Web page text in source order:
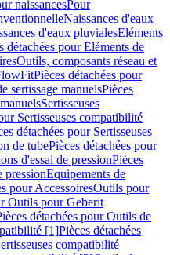
naissancesPour
Naissances d'eaux
d'eaux pluvialesEléments
détachées pour Eléments de
Outils, composants réseau et
Pièces détachées pour
sertissage manuelsPièces
Sertisseuses
Sertisseuses compatibilité
détachées pour Sertisseuses
de tubePièces détachées pour
d'essai de pressionPièces
pressionEquipements de
pour AccessoiresOutils pour
Outils pour Geberit
détachées pour Outils de
[1]Pièces détachées
compatibilité